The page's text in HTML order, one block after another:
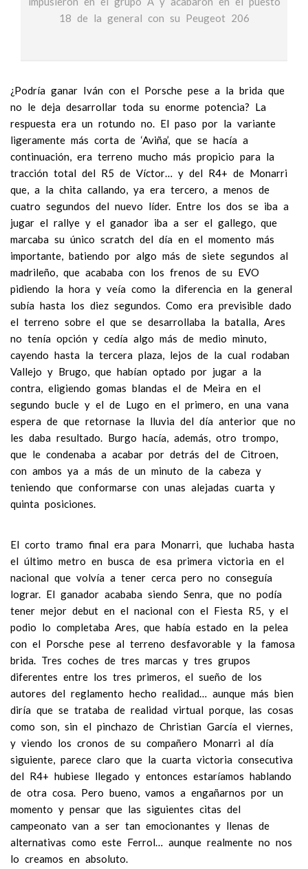
18 de la general con su Peugeot 206
¿Podría ganar Iván con el Porsche pese a la brida que
no le deja desarrollar toda su enorme potencia? La
respuesta era un rotundo no. El paso por la variante
ligeramente más corta de ‘Aviña’, que se hacía a
continuación, era terreno mucho más propicio para la
tracción total del R5 de Víctor… y del R4+ de Monarri
que, a la chita callando, ya era tercero, a menos de
cuatro segundos del nuevo líder. Entre los dos se iba a
jugar el rallye y el ganador iba a ser el gallego, que
marcaba su único scratch del día en el momento más
importante, batiendo por algo más de siete segundos al
madrileño, que acababa con los frenos de su EVO
pidiendo la hora y veía como la diferencia en la general
subía hasta los diez segundos. Como era previsible dado
el terreno sobre el que se desarrollaba la batalla, Ares
no tenía opción y cedía algo más de medio minuto,
cayendo hasta la tercera plaza, lejos de la cual rodaban
Vallejo y Brugo, que habían optado por jugar a la
contra, eligiendo gomas blandas el de Meira en el
segundo bucle y el de Lugo en el primero, en una vana
espera de que retornase la lluvia del día anterior que no
les daba resultado. Burgo hacía, además, otro trompo,
que le condenaba a acabar por detrás del de Citroen,
con ambos ya a más de un minuto de la cabeza y
teniendo que conformarse con unas alejadas cuarta y
quinta posiciones.
El corto tramo final era para Monarri, que luchaba hasta
el último metro en busca de esa primera victoria en el
nacional que volvía a tener cerca pero no conseguía
lograr. El ganador acababa siendo Senra, que no podía
tener mejor debut en el nacional con el Fiesta R5, y el
podio lo completaba Ares, que había estado en la pelea
con el Porsche pese al terreno desfavorable y la famosa
brida. Tres coches de tres marcas y tres grupos
diferentes entre los tres primeros, el sueño de los
autores del reglamento hecho realidad… aunque más bien
diría que se trataba de realidad virtual porque, las cosas
como son, sin el pinchazo de Christian García el viernes,
y viendo los cronos de su compañero Monarri al día
siguiente, parece claro que la cuarta victoria consecutiva
del R4+ hubiese llegado y entonces estaríamos hablando
de otra cosa. Pero bueno, vamos a engañarnos por un
momento y pensar que las siguientes citas del
campeonato van a ser tan emocionantes y llenas de
alternativas como este Ferrol… aunque realmente no nos
lo creamos en absoluto.